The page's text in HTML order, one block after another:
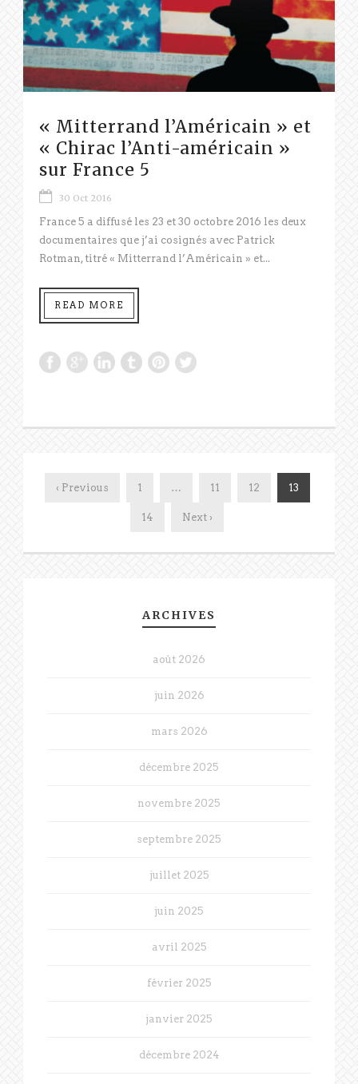
« Mitterrand l’Américain » et
« Chirac l’Anti-américain »
sur France 5
30 Oct 2016
France 5 a diffusé les 23 et 30 octobre 2016 les deux
documentaires que j’ai cosignés avec Patrick
Rotman, titré « Mitterrand l’Américain » et...
READ MORE
‹ Previous 1 … 11 12 13
14 Next ›
ARCHIVES
août 2026
juin 2026
mars 2026
décembre 2025
novembre 2025
septembre 2025
juillet 2025
juin 2025
avril 2025
février 2025
janvier 2025
décembre 2024